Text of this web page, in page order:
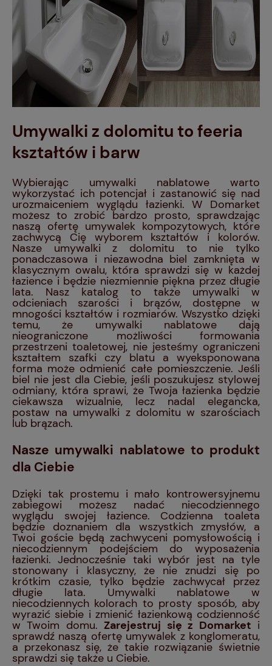
Umywalki z dolomitu to feeria
kształtów i barw
Wybierając umywalki nablatowe warto
wykorzystać ich potencjał i zastanowić się nad
urozmaiceniem wyglądu łazienki. W Domarket
możesz to zrobić bardzo prosto, sprawdzając
naszą ofertę umywalek kompozytowych, które
zachwycą Cię wyborem kształtów i kolorów.
Nasze umywalki z dolomitu to nie tylko
ponadczasowa i niezawodna biel zamknięta w
klasycznym owalu, która sprawdzi się w każdej
łazience i będzie niezmiennie piękna przez długie
lata. Nasz katalog to także umywalki w
odcieniach szarości i brązów, dostępne w
mnogości kształtów i rozmiarów. Wszystko dzięki
temu, że umywalki nablatowe dają
nieograniczone możliwości formowania
przestrzeni toaletowej, nie jesteśmy ograniczeni
kształtem szafki czy blatu a wyeksponowana
forma może odmienić całe pomieszczenie. Jeśli
biel nie jest dla Ciebie, jeśli poszukujesz stylowej
odmiany, która sprawi, że Twoja łazienka będzie
ciekawsza wizualnie, lecz nadal elegancka,
postaw na umywalki z dolomitu w szarościach
lub brązach.
Nasze umywalki nablatowe to produkt
dla Ciebie
Dzięki tak prostemu i mało kontrowersyjnemu
zabiegowi możesz nadać niecodziennego
wyglądu swojej łazience. Codzienna toaleta
będzie doznaniem dla wszystkich zmysłów, a
Twoi goście będą zachwyceni pomysłowością i
niecodziennym podejściem do wyposażenia
łazienki. Jednocześnie taki wybór jest na tyle
stonowany i klasyczny, że nie znudzi się po
krótkim czasie, tylko będzie zachwycał przez
długie lata. Umywalki nablatowe w
niecodziennych kolorach to prosty sposób, aby
wyrazić siebie i zmienić łazienkową codzienność
w Twoim domu. Zarejestruj się z Domarket i
sprawdź naszą ofertę umywalek z konglomeratu,
a przekonasz się, że takie rozwiązanie świetnie
sprawdzi się także u Ciebie.